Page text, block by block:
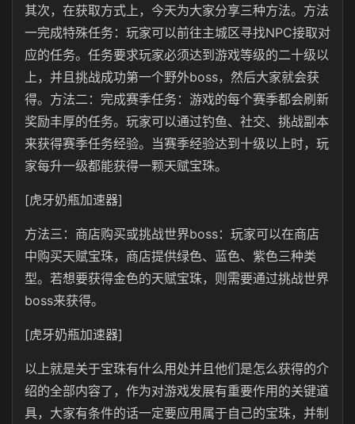
其次，在获取方式上，今天为大家分享三种方法。方法
一‌完成特殊任务‌：玩家可以前往主城区寻找NPC接取对
应的任务。任务要求玩家必须达到游戏等级的二十级以
上，并且挑战成功第一个野外boss，然后大家就会获
得。方法二：‌完成赛季任务‌：游戏的每个赛季都会刷新
奖励丰厚的任务。玩家可以通过钓鱼、社交、挑战副本
来获得赛季任务经验。当赛季经验达到十级以上时，玩
家每升一级都能获得一颗天赋宝珠。
[虎牙奶瓶加速器]
方法三：‌商店购买或挑战世界boss‌：玩家可以在商店
中购买天赋宝珠，商店提供绿色、蓝色、紫色三种类
型。若想要获得金色的天赋宝珠，则需要通过挑战世界
boss来获得。
[虎牙奶瓶加速器]
以上就是关于宝珠有什么用处并且他们是怎么获得的介
绍的全部内容了，作为对游戏发展有重要作用的关键道
具，大家有条件的话一定要应用属于自己的宝珠，并制